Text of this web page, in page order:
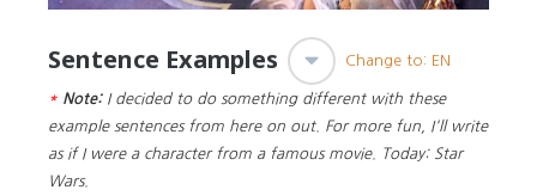
Sentence Examples Change to: EN
* Note: I decided to do something different with these
example sentences from here on out. For more fun, I'll write
as if I were a character from a famous movie. Today: Star
Wars.